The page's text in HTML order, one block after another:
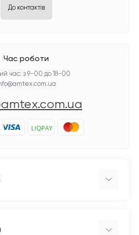
До контактів
Час роботи
час: з 9-00 до 18-00